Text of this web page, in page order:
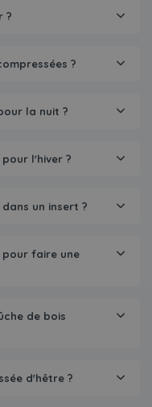
?
?
la nuit ?
l'hiver ?
un insert ?
pour faire une
de bois
d'hêtre ?